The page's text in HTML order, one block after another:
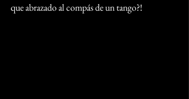
que abrazado al compás de un tango?!